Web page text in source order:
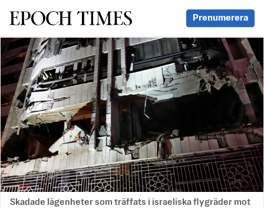
Svenska Epoch Times Prenumerera
Skadade lägenheter som träffats i israeliska flygräder mot